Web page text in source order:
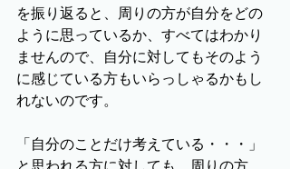
を振り返ると、周りの方が自分をどの
ように思っているか、すべてはわかり
ませんので、自分に対してもそのよう
に感じている方もいらっしゃるかもし
れないのです。
「自分のことだけ考えている・・・」
と思われる方に対しても、周りの方